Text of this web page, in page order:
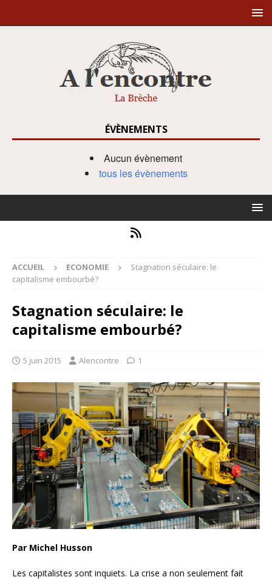
ÉVÈNEMENTS
Aucun évènement
tous les évènements
ACCUEIL ECONOMIE
Stagnation séculaire: le
capitalisme embourbé?
Stagnation séculaire: le
capitalisme embourbé?
5 juin 2015 Alencontre 1
Par Michel Husson
Les capitalistes sont inquiets. La crise a non seulement fait